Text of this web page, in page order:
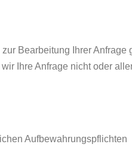
Bearbeitung Ihrer Anfrage
Ihre Anfrage nicht oder
Aufbewahrungspflichten